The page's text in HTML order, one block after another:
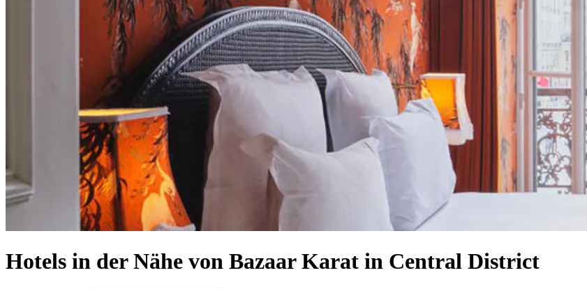
Hotels in der Nähe von Bazaar Karat in Central District